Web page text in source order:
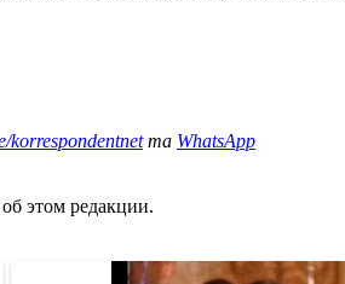
korrespondentnetта WhatsApp
этом редакции.